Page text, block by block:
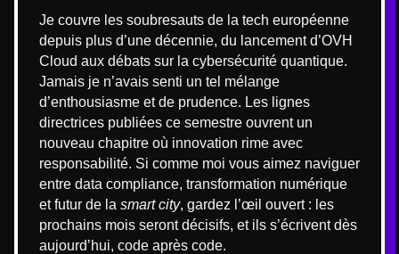
Je couvre les soubresauts de la tech européenne
depuis plus d’une décennie, du lancement d’OVH
Cloud aux débats sur la cybersécurité quantique.
Jamais je n’avais senti un tel mélange
d’enthousiasme et de prudence. Les lignes
directrices publiées ce semestre ouvrent un
nouveau chapitre où innovation rime avec
responsabilité. Si comme moi vous aimez naviguer
entre data compliance, transformation numérique
et futur de la smart city, gardez l’œil ouvert : les
prochains mois seront décisifs, et ils s’écrivent dès
aujourd’hui, code après code.